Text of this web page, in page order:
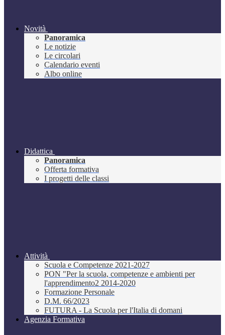
Novità
Panoramica
Le notizie
Le circolari
Calendario eventi
Albo online
Didattica
Panoramica
Offerta formativa
I progetti delle classi
Attività
Scuola e Competenze 2021-2027
PON "Per la scuola, competenze e ambienti per
l'apprendimento2 2014-2020
Formazione Personale
D.M. 66/2023
FUTURA - La Scuola per l'Italia di domani
Agenzia Formativa